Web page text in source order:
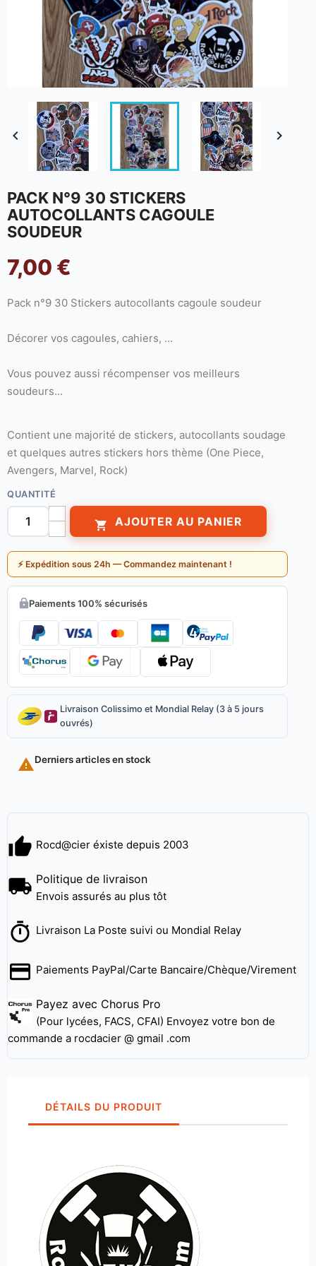
 
PACK N°9 30 STICKERS
AUTOCOLLANTS CAGOULE
SOUDEUR
7,00 €
Pack n°9 30 Stickers autocollants cagoule soudeur
Décorer vos cagoules, cahiers, ...
Vous pouvez aussi récompenser vos meilleurs
soudeurs...
Contient une majorité de stickers, autocollants soudage
et quelques autres stickers hors thème (One Piece,
Avengers, Marvel, Rock)
QUANTITÉ
 AJOUTER AU PANIER
⚡ Expédition sous 24h — Commandez maintenant !
Paiements 100% sécurisés
Livraison Colissimo et Mondial Relay (3 à 5 jours
ouvrés)
Derniers articles en stock
Rocd@cier éxiste depuis 2003
Politique de livraison
Envois assurés au plus tôt
Livraison La Poste suivi ou Mondial Relay
Paiements PayPal/Carte Bancaire/Chèque/Virement
Payez avec Chorus Pro
(Pour lycées, FACS, CFAI) Envoyez votre bon de
commande a rocdacier @ gmail .com
DÉTAILS DU PRODUIT